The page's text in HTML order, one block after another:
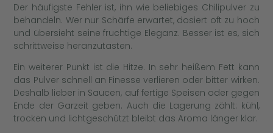
Der häufigste Fehler ist, ihn wie beliebiges Chilipulver zu
behandeln. Wer nur Schärfe erwartet, dosiert oft zu hoch
und übersieht seine fruchtige Eleganz. Besser ist es, sich
schrittweise heranzutasten.
Ein weiterer Punkt ist die Hitze. In sehr heißem Fett kann
das Pulver schnell an Finesse verlieren oder bitter wirken.
Deshalb lieber in Saucen, auf fertige Speisen oder gegen
Ende der Garzeit geben. Auch die Lagerung zählt: kühl,
trocken und lichtgeschützt bleibt das Aroma länger klar.